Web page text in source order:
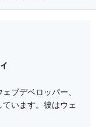
ブデベロッパー、
います。彼はウェ